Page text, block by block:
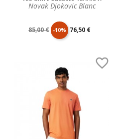
Novak Djokovic Blanc
Prix
85,00 € -10% Prix
76,50 €
